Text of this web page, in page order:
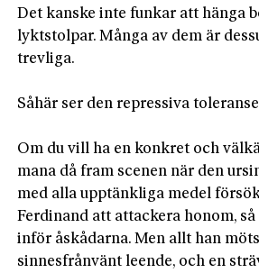
Det kanske inte funkar att hänga
lyktstolpar. Många av dem är
trevliga.
Såhär ser den repressiva
Om du vill ha en konkret och
mana då fram scenen när den
med alla upptänkliga medel
Ferdinand att attackera honom,
inför åskådarna. Men allt han
sinnesfrånvänt leende, och en